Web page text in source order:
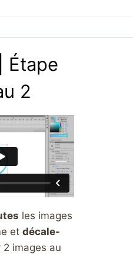
Étape
2
les images
etdécale-
2 images au